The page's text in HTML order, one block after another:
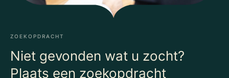
ZOEKOPDRACHT
Niet gevonden wat u zocht?
Plaats een zoekopdracht